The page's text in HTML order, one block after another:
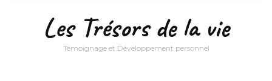
Les Trésors de la vie
Témoignage et Développement personnel